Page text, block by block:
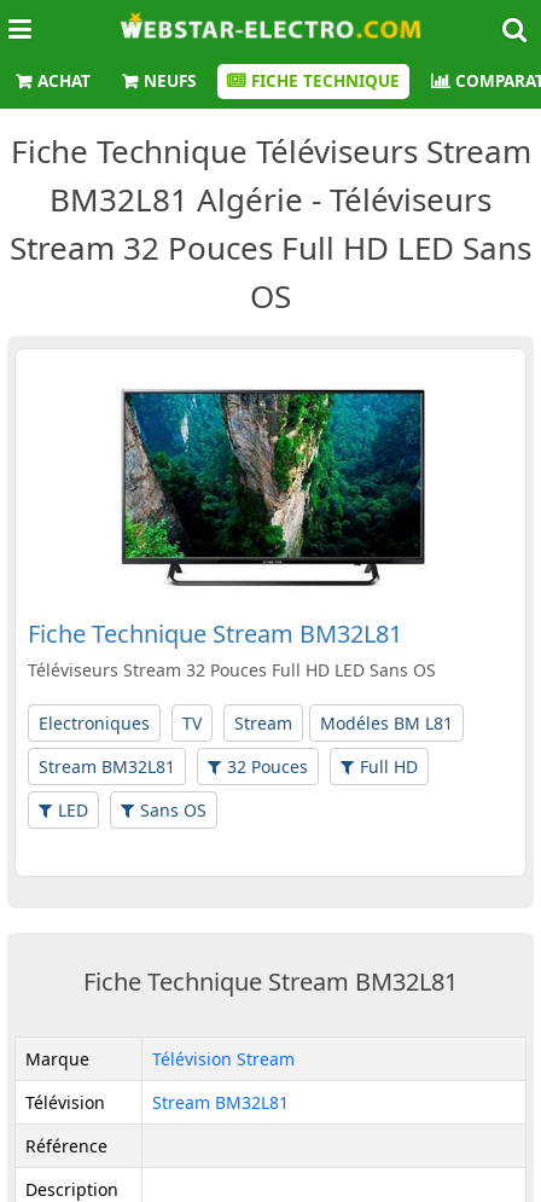
ACHAT NEUFS FICHE TECHNIQUE
Fiche Technique Téléviseurs Stream
BM32L81 Algérie - Téléviseurs
Stream 32 Pouces Full HD LED Sans
OS
Fiche Technique Stream BM32L81
Téléviseurs Stream 32 Pouces Full HD LED Sans OS
Electroniques TV Stream
Modéles BM L81
Stream BM32L81
32 Pouces
Full HD
LED
Sans OS
Fiche Technique Stream BM32L81
Marque
Télévision Stream
Télévision
Stream BM32L81
Référence
Description